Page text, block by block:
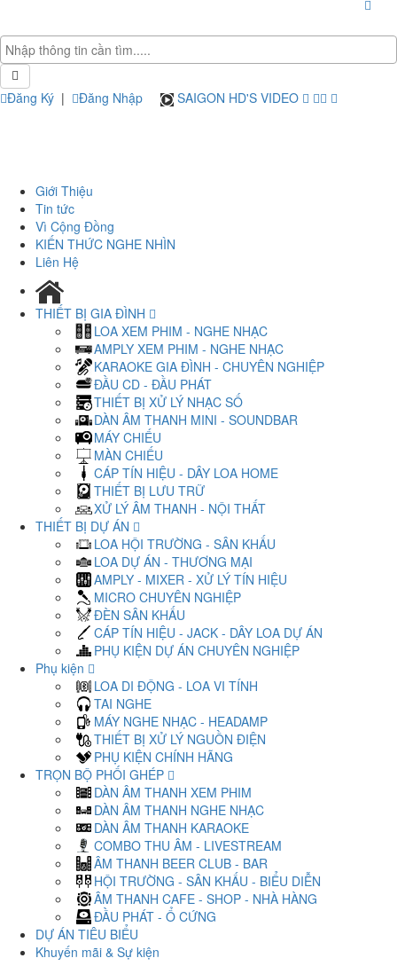
Đăng Ký | Đăng Nhập SAIGON HD'S VIDEO
Giới Thiệu
Tin tức
Vì Cộng Đồng
KIẾN THỨC NGHE NHÌN
Liên Hệ
THIẾT BỊ GIA ĐÌNH
LOA XEM PHIM - NGHE NHẠC
AMPLY XEM PHIM - NGHE NHẠC
KARAOKE GIA ĐÌNH - CHUYÊN NGHIỆP
ĐẦU CD - ĐẦU PHÁT
THIẾT BỊ XỬ LÝ NHẠC SỐ
DÀN ÂM THANH MINI - SOUNDBAR
MÁY CHIẾU
MÀN CHIẾU
CÁP TÍN HIỆU - DÂY LOA HOME
THIẾT BỊ LƯU TRỮ
XỬ LÝ ÂM THANH - NỘI THẤT
THIẾT BỊ DỰ ÁN
LOA HỘI TRƯỜNG - SÂN KHẤU
LOA DỰ ÁN - THƯƠNG MẠI
AMPLY - MIXER - XỬ LÝ TÍN HIỆU
MICRO CHUYÊN NGHIỆP
ĐÈN SÂN KHẤU
CÁP TÍN HIỆU - JACK - DÂY LOA DỰ ÁN
PHỤ KIỆN DỰ ÁN CHUYÊN NGHIỆP
Phụ kiện
LOA DI ĐỘNG - LOA VI TÍNH
TAI NGHE
MÁY NGHE NHẠC - HEADAMP
THIẾT BỊ XỬ LÝ NGUỒN ĐIỆN
PHỤ KIỆN CHÍNH HÃNG
TRỌN BỘ PHỐI GHÉP
DÀN ÂM THANH XEM PHIM
DÀN ÂM THANH NGHE NHẠC
DÀN ÂM THANH KARAOKE
COMBO THU ÂM - LIVESTREAM
ÂM THANH BEER CLUB - BAR
HỘI TRƯỜNG - SÂN KHẤU - BIỂU DIỄN
ÂM THANH CAFE - SHOP - NHÀ HÀNG
ĐẦU PHÁT - Ổ CỨNG
DỰ ÁN TIÊU BIỂU
Khuyến mãi & Sự kiện